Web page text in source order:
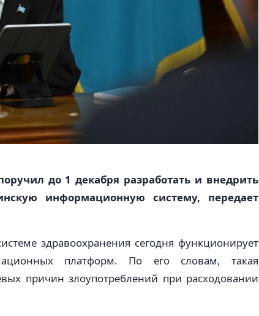
до 1 декабря разработать и внедрить
информационную систему, передает
здравоохранения сегодня функционирует
платформ. По его словам, такая
причин злоупотреблений при расходовании